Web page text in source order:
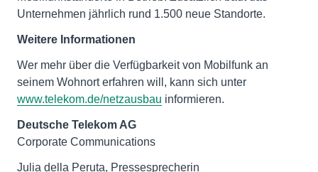
Unternehmen jährlich rund 1.500 neue Standorte.
Weitere Informationen
Wer mehr über die Verfügbarkeit von Mobilfunk an
seinem Wohnort erfahren will, kann sich unter
www.telekom.de/netzausbau informieren.
Deutsche Telekom AG
Corporate Communications